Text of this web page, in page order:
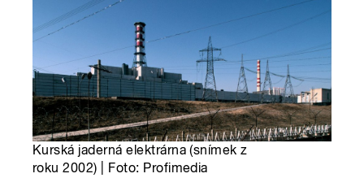
Kurská jaderná elektrárna (snímek z
roku 2002) | Foto: Profimedia